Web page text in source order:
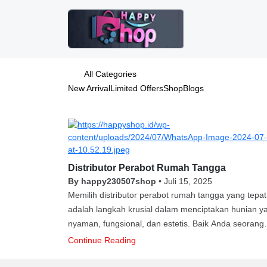
All Categories
New ArrivalLimited OffersShopBlogs
Distributor Perabot Rumah Tangga
By happy230507shop • Juli 15, 2025
Memilih distributor perabot rumah tangga yang tepat
adalah langkah krusial dalam menciptakan hunian
nyaman, fungsional, dan estetis. Baik Anda seorang
pemilik rumah, pelaku bisnis properti, hingga pelaku
Continue Reading